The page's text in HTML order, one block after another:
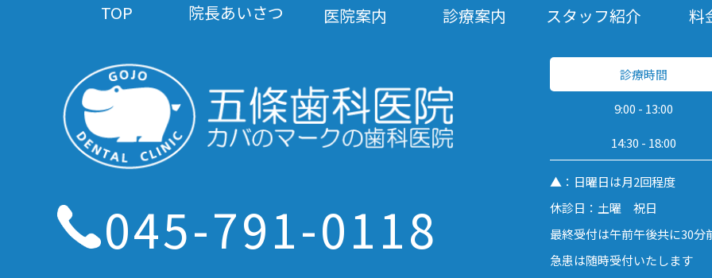
TOP 院長あいさつ 医院案内 診療案内 スタッフ紹介 料
045-791-0118
診療時間
9:00 - 13:00
14:30 - 18:00
▲：日曜日は月2回程度
休診日：土曜 祝日
最終受付は午前午後共に30分
急患は随時受付いたします